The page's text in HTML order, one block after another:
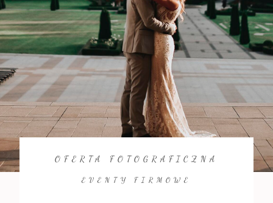
OFERTA FOTOGRAFICZNA
EVENTY FIRMOWE